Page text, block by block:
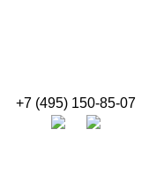
+7 (495) 150-85-07